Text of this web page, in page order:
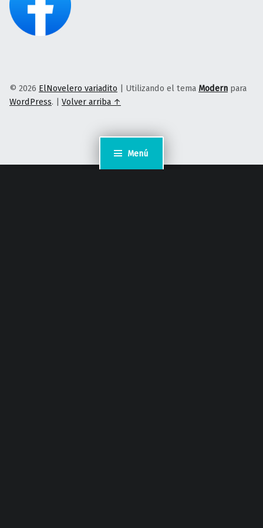
Menú
© 2026 ElNovelero variadito | Utilizando el tema Modern para
WordPress. | Volver arriba ↑